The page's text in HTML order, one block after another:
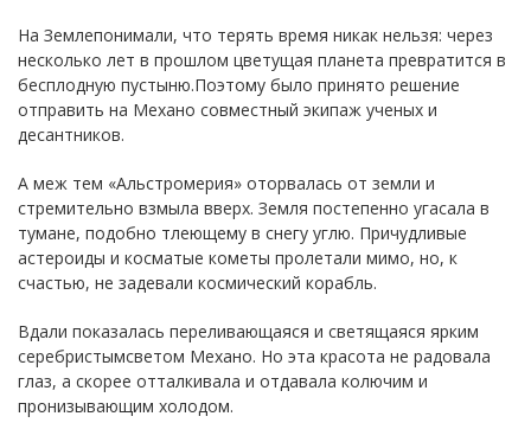
На Землепонимали, что терять время никак нельзя: через
несколько лет в прошлом цветущая планета превратится в
бесплодную пустыню.Поэтому было принято решение
отправить на Механо совместный экипаж ученых и
десантников.
А меж тем «Альстромерия» оторвалась от земли и
стремительно взмыла вверх. Земля постепенно угасала в
тумане, подобно тлеющему в снегу углю. Причудливые
астероиды и косматые кометы пролетали мимо, но, к
счастью, не задевали космический корабль.
Вдали показалась переливающаяся и светящаяся ярким
серебристымсветом Механо. Но эта красота не радовала
глаз, а скорее отталкивала и отдавала колючим и
пронизывающим холодом.